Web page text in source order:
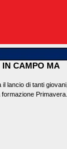
IN CAMPO MA
lancio di tanti giovani,
Primavera.